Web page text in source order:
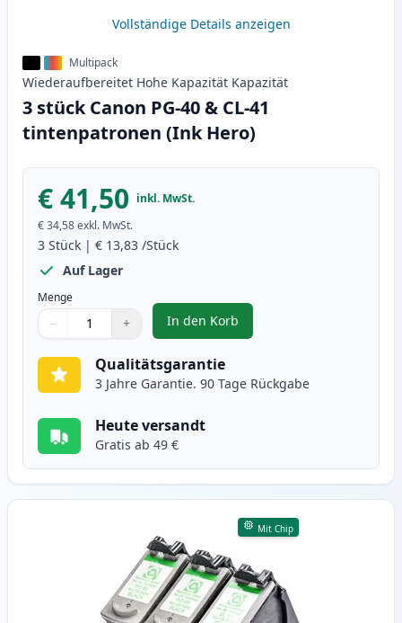
Vollständige Details anzeigen
Multipack
Wiederaufbereitet Hohe Kapazität Kapazität
3 stück Canon PG-40 & CL-41
tintenpatronen (Ink Hero)
€ 41,50 inkl. MwSt.
€ 34,58exkl. MwSt.
3 Stück | € 13,83 /Stück
Auf Lager
Menge
Verwenden Sie die Tasten, um anzupassen
− +
1
In den Korb
, 3 stück Canon PG-40 & CL-41
Qualitätsgarantie
3 Jahre Garantie. 90 Tage Rückgabe
Heute versandt
Gratis ab 49 €
Mit Chip